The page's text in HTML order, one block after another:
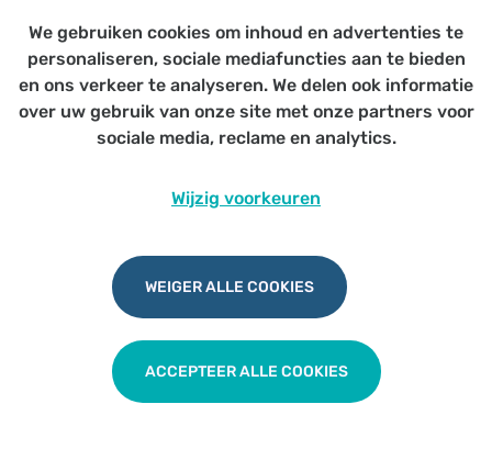
Page not yet published
We gebruiken cookies om inhoud en advertenties te
personaliseren, sociale mediafuncties aan te bieden
en ons verkeer te analyseren. We delen ook informatie
over uw gebruik van onze site met onze partners voor
sociale media, reclame en analytics.
Wijzig voorkeuren
WEIGER ALLE COOKIES
ACCEPTEER ALLE COOKIES
Privacy|Cookies|Disclaimer
Udesite